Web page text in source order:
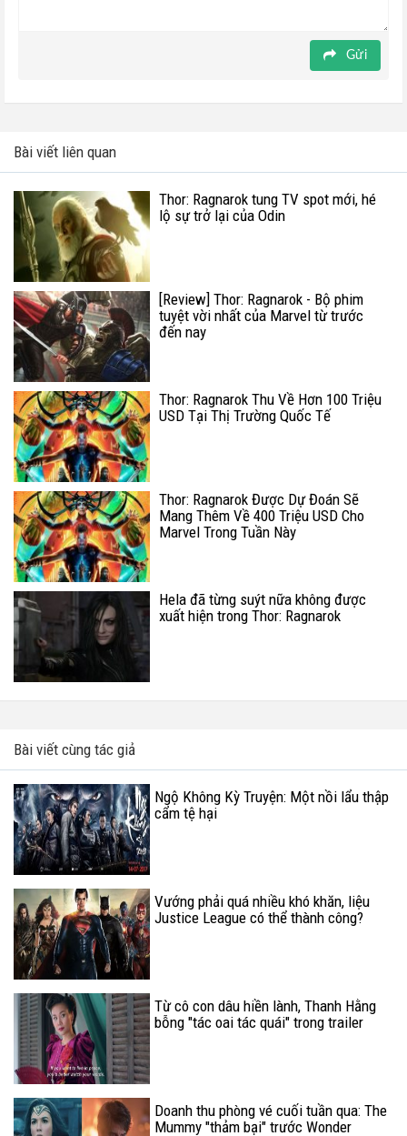
Gửi
Bài viết liên quan
Thor: Ragnarok tung TV spot mới, hé
lộ sự trở lại của Odin
[Review] Thor: Ragnarok - Bộ phim
tuyệt vời nhất của Marvel từ trước
đến nay
Thor: Ragnarok Thu Về Hơn 100 Triệu
USD Tại Thị Trường Quốc Tế
Thor: Ragnarok Được Dự Đoán Sẽ
Mang Thêm Về 400 Triệu USD Cho
Marvel Trong Tuần Này
Hela đã từng suýt nữa không được
xuất hiện trong Thor: Ragnarok
Bài viết cùng tác giả
Ngộ Không Kỳ Truyện: Một nồi lẩu thập
cẩm tệ hại
Vướng phải quá nhiều khó khăn, liệu
Justice League có thể thành công?
Từ cô con dâu hiền lành, Thanh Hằng
bỗng "tác oai tác quái" trong trailer
Doanh thu phòng vé cuối tuần qua: The
Mummy "thảm bại" trước Wonder